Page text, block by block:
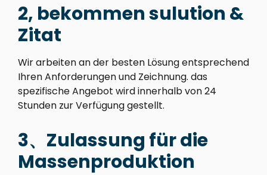
2, bekommen sulution &
Zitat
Wir arbeiten an der besten Lösung entsprechend
Ihren Anforderungen und Zeichnung. das
spezifische Angebot wird innerhalb von 24
Stunden zur Verfügung gestellt.
3、Zulassung für die
Massenproduktion